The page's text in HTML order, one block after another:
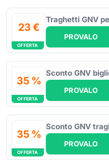
23 €
OFFERTA
Traghetti GNV
PROVALO
35 %
OFFERTA
Sconto GNV
PROVALO
35 %
OFFERTA
Sconto GNV
PROVALO